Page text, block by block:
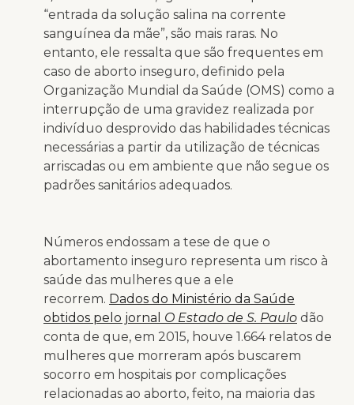
“entrada da solução salina na corrente
sanguínea da mãe”, são mais raras. No
entanto, ele ressalta que são frequentes em
caso de aborto inseguro, definido pela
Organização Mundial da Saúde (OMS) como a
interrupção de uma gravidez realizada por
indivíduo desprovido das habilidades técnicas
necessárias a partir da utilização de técnicas
arriscadas ou em ambiente que não segue os
padrões sanitários adequados.
Números endossam a tese de que o
abortamento inseguro representa um risco à
saúde das mulheres que a ele
recorrem. Dados do Ministério da Saúde
obtidos pelo jornal O Estado de S. Paulo dão
conta de que, em 2015, houve 1.664 relatos de
mulheres que morreram após buscarem
socorro em hospitais por complicações
relacionadas ao aborto, feito, na maioria das